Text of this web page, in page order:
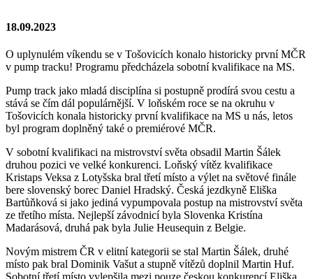
18.09.2023
O uplynulém víkendu se v Tošovicích konalo historicky první MČR
v pump tracku! Programu předcházela sobotní kvalifikace na MS.
Pump track jako mladá disciplína si postupně prodírá svou cestu a
stává se čím dál populárnější. V loňském roce se na okruhu v
Tošovicích konala historicky první kvalifikace na MS u nás, letos
byl program doplněný také o premiérové MČR.
V sobotní kvalifikaci na mistrovství světa obsadil Martin Šálek
druhou pozici ve velké konkurenci. Loňský vítěz kvalifikace
Kristaps Veksa z Lotyšska bral třetí místo a výlet na světové finále
bere slovenský borec Daniel Hradský. Česká jezdkyně Eliška
Bartůňková si jako jediná vypumpovala postup na mistrovství světa
ze třetího místa. Nejlepší závodnicí byla Slovenka Kristína
Madarásová, druhá pak byla Julie Heusequin z Belgie.
Novým mistrem ČR v elitní kategorii se stal Martin Šálek, druhé
místo pak bral Dominik Vašut a stupně vítězů doplnil Martin Huf.